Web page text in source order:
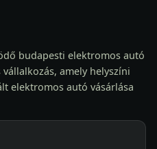
budapesti elektromos autó
amely helyszíni
elektromos autó vásárlása